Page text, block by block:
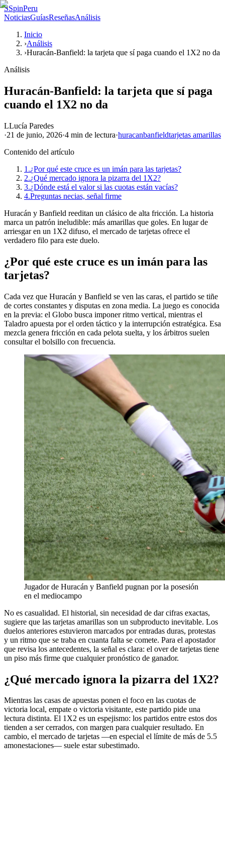
SSpinPeru
NoticiasGuíasReseñasAnálisis
Inicio
›Análisis
›Huracán-Banfield: la tarjeta que sí paga cuando el 1X2 no da
Análisis
Huracán-Banfield: la tarjeta que sí paga
cuando el 1X2 no da
LLucía Paredes
·21 de junio, 2026·4 min de lectura·huracanbanfieldtarjetas amarillas
Contenido del artículo
1.¿Por qué este cruce es un imán para las tarjetas?
2.¿Qué mercado ignora la pizarra del 1X2?
3.¿Dónde está el valor si las cuotas están vacías?
4.Preguntas necias, señal firme
Huracán y Banfield reeditan un clásico de alta fricción. La historia
marca un patrón ineludible: más amarillas que goles. En lugar de
arriesgar en un 1X2 difuso, el mercado de tarjetas ofrece el
verdadero filo para este duelo.
¿Por qué este cruce es un imán para las
tarjetas?
Cada vez que Huracán y Banfield se ven las caras, el partido se tiñe
de cortes constantes y disputas en zona media. La juego es conocida
en la previa: el Globo busca imponer ritmo vertical, mientras el
Taladro apuesta por el orden táctico y la interrupción estratégica. Esa
mezcla genera fricción en cada pelota suelta, y los árbitros suelen
consultar el bolsillo con frecuencia.
Jugador de Huracán y Banfield pugnan por la posesión
en el mediocampo
No es casualidad. El historial, sin necesidad de dar cifras exactas,
sugiere que las tarjetas amarillas son un subproducto inevitable. Los
duelos anteriores estuvieron marcados por entradas duras, protestas
y un ritmo que se traba en cuanta falta se comete. Para el apostador
que revisa los antecedentes, la señal es clara: el over de tarjetas tiene
un piso más firme que cualquier pronóstico de ganador.
¿Qué mercado ignora la pizarra del 1X2?
Mientras las casas de apuestas ponen el foco en las cuotas de
victoria local, empate o victoria visitante, este partido pide una
lectura distinta. El 1X2 es un espejismo: los partidos entre estos dos
tienden a ser cerrados, con margen para cualquier resultado. En
cambio, el mercado de tarjetas —en especial el límite de más de 5.5
amonestaciones— suele estar subestimado.